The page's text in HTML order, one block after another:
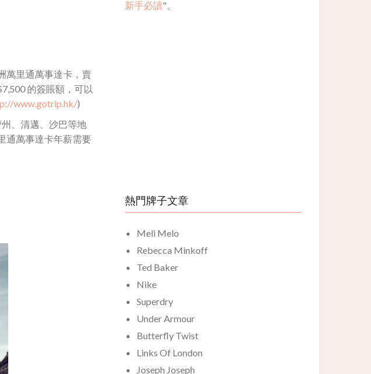
萬里通萬事達卡，賣
的簽賬額，可以
www.gotrip.hk/)
、清邁、沙巴等地
通萬事達卡年薪需要
新手必讀"。
熱門牌子文章
Meli Melo
Rebecca Minkoff
Ted Baker
Nike
Superdry
Under Armour
Butterfly Twist
Links Of London
Joseph Joseph